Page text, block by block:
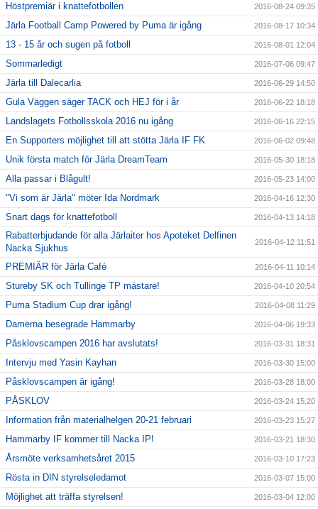
Höstpremiär i knattefotbollen 2016-08-24 09:35
Järla Football Camp Powered by Puma är igång 2016-08-17 10:34
13 - 15 år och sugen på fotboll 2016-08-01 12:04
Sommarledigt 2016-07-06 09:47
Järla till Dalecarlia 2016-06-29 14:50
Gula Väggen säger TACK och HEJ för i år 2016-06-22 18:18
Landslagets Fotbollsskola 2016 nu igång 2016-06-16 22:15
En Supporters möjlighet till att stötta Järla IF FK 2016-06-02 09:48
Unik första match för Järla DreamTeam 2016-05-30 18:18
Alla passar i Blågult! 2016-05-23 14:00
"Vi som är Järla" möter Ida Nordmark 2016-04-16 12:30
Snart dags för knattefotboll 2016-04-13 14:18
Rabatterbjudande för alla Järlaiter hos Apoteket Delfinen
Nacka Sjukhus
2016-04-12 11:51
PREMIÄR för Järla Café 2016-04-11 10:14
Stureby SK och Tullinge TP mästare! 2016-04-10 20:54
Puma Stadium Cup drar igång! 2016-04-08 11:29
Damerna besegrade Hammarby 2016-04-06 19:33
Påsklovscampen 2016 har avslutats! 2016-03-31 18:31
Intervju med Yasin Kayhan 2016-03-30 15:00
Påsklovscampen är igång! 2016-03-28 18:00
PÅSKLOV 2016-03-24 15:20
Information från materialhelgen 20-21 februari 2016-03-23 15:27
Hammarby IF kommer till Nacka IP! 2016-03-21 18:30
Årsmöte verksamhetsåret 2015 2016-03-10 17:23
Rösta in DIN styrelseledamot 2016-03-07 15:00
Möjlighet att träffa styrelsen! 2016-03-04 12:00